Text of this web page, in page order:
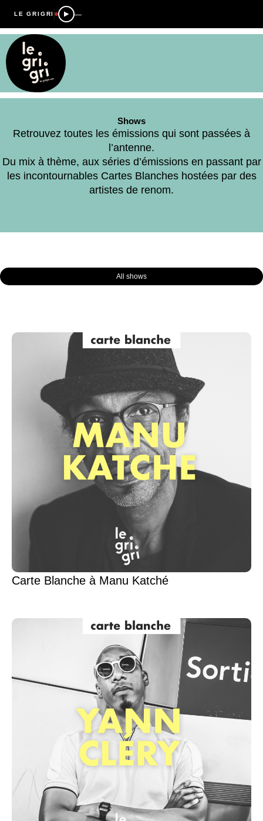
LE GRIGRI —
Shows
Retrouvez toutes les émissions qui sont passées à
l’antenne.
Du mix à thème, aux séries d’émissions en passant par
les incontournables Cartes Blanches hostées par des
artistes de renom.
All shows
Carte Blanche à Manu Katché
PagePage Page